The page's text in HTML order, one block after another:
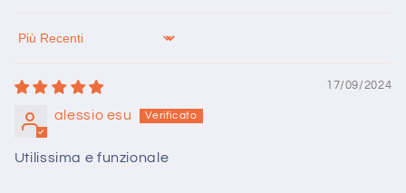
Sort by
17/09/2024
alessio esu
Utilissima e funzionale